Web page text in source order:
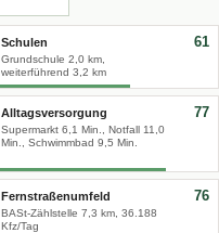
Schulen
Grundschule 2,0 km,
weiterführend 3,2 km
61
Alltagsversorgung
Supermarkt 6,1 Min., Notfall 11,0
Min., Schwimmbad 9,5 Min.
77
Fernstraßenumfeld
BASt-Zählstelle 7,3 km, 36.188
Kfz/Tag
76